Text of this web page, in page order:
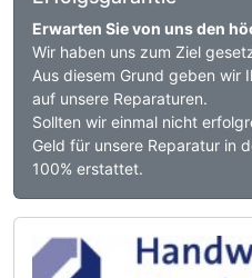
Erwarten Sie von uns den
Wir haben uns zum Ziel
Aus diesem Grund geben wir
auf unsere Reparaturen.
Sollten wir einmal nicht
Geld für unsere Reparatur in
100% erstattet.